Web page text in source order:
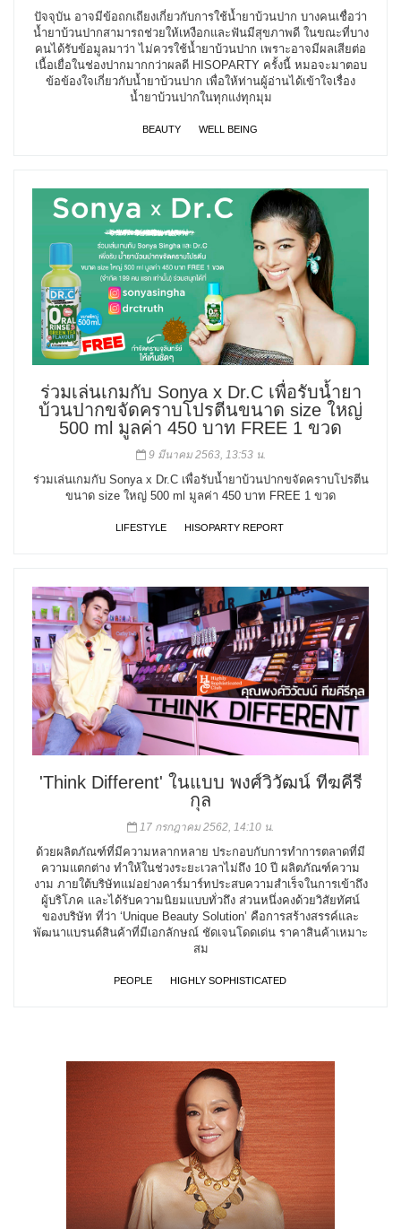
ปัจจุบัน อาจมีข้อถกเถียงเกี่ยวกับการใช้น้ำยาบ้วนปาก บางคนเชื่อว่า
น้ำยาบ้วนปากสามารถช่วยให้เหงือกและฟันมีสุขภาพดี ในขณะที่บาง
คนได้รับข้อมูลมาว่า ไม่ควรใช้น้ำยาบ้วนปาก เพราะอาจมีผลเสียต่อ
เนื้อเยื่อในช่องปากมากกว่าผลดี HISOPARTY ครั้งนี้ หมอจะมาตอบ
ข้อข้องใจเกี่ยวกับน้ำยาบ้วนปาก เพื่อให้ท่านผู้อ่านได้เข้าใจเรื่อง
น้ำยาบ้วนปากในทุกแง่ทุกมุม
BEAUTY WELL BEING
ร่วมเล่นเกมกับ Sonya x Dr.C เพื่อรับน้ำยา
บ้วนปากขจัดคราบโปรตีนขนาด size ใหญ่
500 ml มูลค่า 450 บาท FREE 1 ขวด
9 มีนาคม 2563, 13:53 น.
ร่วมเล่นเกมกับ Sonya x Dr.C เพื่อรับน้ำยาบ้วนปากขจัดคราบโปรตีน
ขนาด size ใหญ่ 500 ml มูลค่า 450 บาท FREE 1 ขวด
LIFESTYLE HISOPARTY REPORT
'Think Different' ในแบบ พงศ์วิวัฒน์ ทีฆคีรี
กุล
17 กรกฎาคม 2562, 14:10 น.
ด้วยผลิตภัณฑ์ที่มีความหลากหลาย ประกอบกับการทำการตลาดที่มี
ความแตกต่าง ทำให้ในช่วงระยะเวลาไม่ถึง 10 ปี ผลิตภัณฑ์ความ
งาม ภายใต้บริษัทแม่อย่างคาร์มาร์ทประสบความสำเร็จในการเข้าถึง
ผู้บริโภค และได้รับความนิยมแบบทั่วถึง ส่วนหนึ่งคงด้วยวิสัยทัศน์
ของบริษัท ที่ว่า ‘Unique Beauty Solution’ คือการสร้างสรรค์และ
พัฒนาแบรนด์สินค้าที่มีเอกลักษณ์ ชัดเจนโดดเด่น ราคาสินค้าเหมาะ
สม
PEOPLE HIGHLY SOPHISTICATED